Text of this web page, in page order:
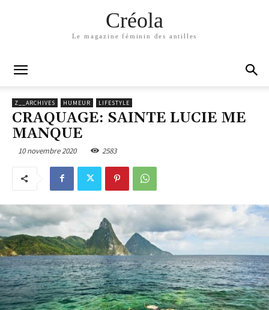
Créola
Le magazine féminin des antilles
Z__ARCHIVES HUMEUR LIFESTYLE
CRAQUAGE: SAINTE LUCIE ME
MANQUE
10 novembre 2020 2583